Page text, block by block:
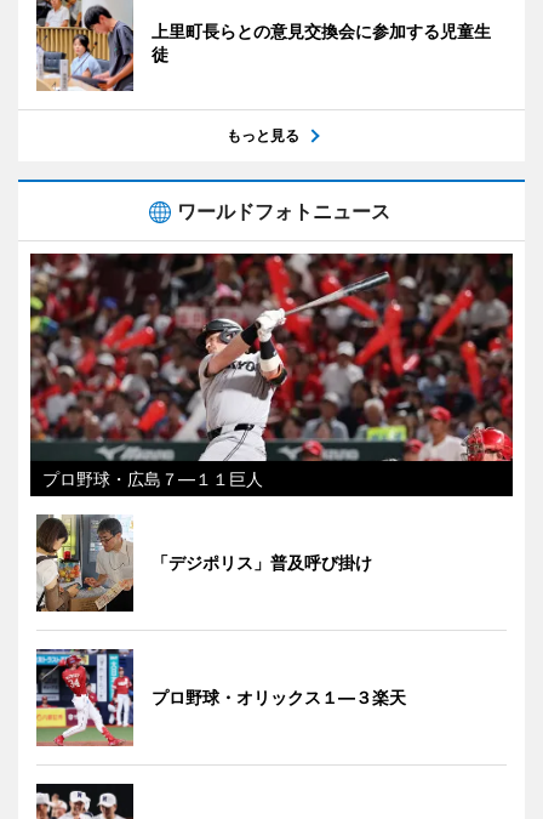
上里町長らとの意見交換会に参加する児童生
徒
もっと見る
ワールドフォトニュース
プロ野球・広島７―１１巨人
「デジポリス」普及呼び掛け
プロ野球・オリックス１―３楽天